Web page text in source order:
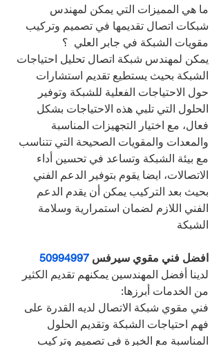
ما هي المميزات التي يمكن لمهندس
شبكات اتصال تقديمها في تصميم وتركيب
مقويات الشبكة في جابر العلي  ؟
يمكن لمهندس شبكة اتصال تحليل احتياجات
الشبكة بحيث يستطيع تقديم استشارات
حول الاحتياجات الفعلية للشبكة وتوفير
الحلول التي تلبي هذه الاحتياجات بشكل
فعال، مع اختيار التجهيزات المناسبة
والمعدات والمقويات الصحيحة التي تتناسب
مع بيئة الشبكة وتساعد في تحسين أداء
الاتصالات، ايضا يقوم بتوفير الدعم الفني
بحيث بعد التركيب يمكن أن يقدم الدعم
الفني اللازم لضمان استمرارية وسلامة
الشبكة
افضل فني مقوي سيرفس 50994997
لدينا أفضل المهندسين يمكنهم تقديم الكثير
من الخدمات أبرزها:
فني مقوي شبكة الاتصال لديه القدرة على
فهم احتياجات الشبكة وتقديم الحلول
المناسبة مع الخبرة في تصميم وتركيب